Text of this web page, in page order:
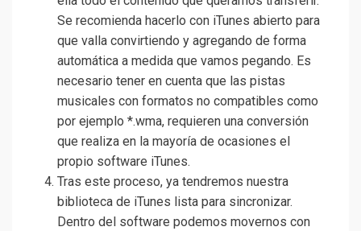
Se recomienda hacerlo con iTunes abierto para
que valla convirtiendo y agregando de forma
automática a medida que vamos pegando. Es
necesario tener en cuenta que las pistas
musicales con formatos no compatibles como
por ejemplo *.wma, requieren una conversión
que realiza en la mayoría de ocasiones el
propio software iTunes.
Tras este proceso, ya tendremos nuestra
biblioteca de iTunes lista para sincronizar.
Dentro del software podemos movernos con